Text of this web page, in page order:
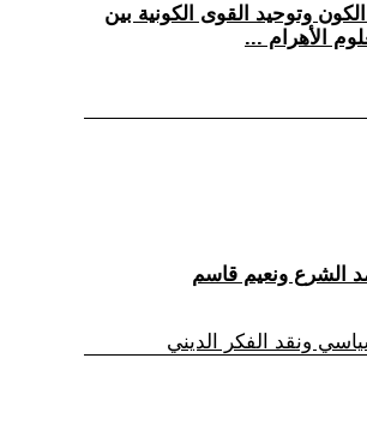
وتوحيد القوى الكونية بين
الأهرام ...
ونقد الفكر الديني